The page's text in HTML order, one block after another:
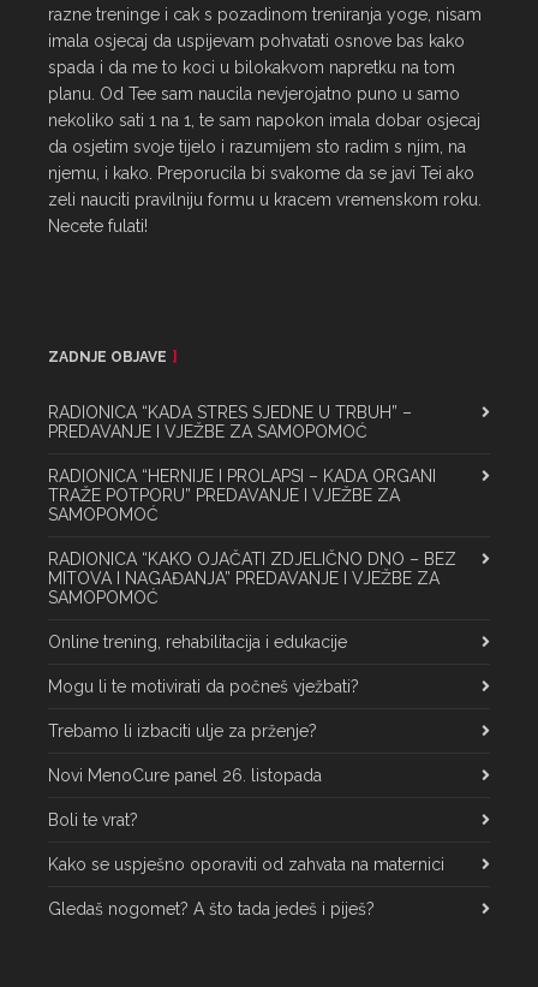
razne treninge i cak s pozadinom treniranja yoge, nisam
imala osjecaj da uspijevam pohvatati osnove bas kako
spada i da me to koci u bilokakvom napretku na tom
planu. Od Tee sam naucila nevjerojatno puno u samo
nekoliko sati 1 na 1, te sam napokon imala dobar osjecaj
da osjetim svoje tijelo i razumijem sto radim s njim, na
njemu, i kako. Preporucila bi svakome da se javi Tei ako
zeli nauciti pravilniju formu u kracem vremenskom roku.
Necete fulati!
ZADNJE OBJAVE
RADIONICA “KADA STRES SJEDNE U TRBUH” –
PREDAVANJE I VJEŽBE ZA SAMOPOMOĆ
RADIONICA “HERNIJE I PROLAPSI – KADA ORGANI
TRAŽE POTPORU” PREDAVANJE I VJEŽBE ZA
SAMOPOMOĆ
RADIONICA “KAKO OJAČATI ZDJELIČNO DNO – BEZ
MITOVA I NAGAĐANJA” PREDAVANJE I VJEŽBE ZA
SAMOPOMOĆ
Online trening, rehabilitacija i edukacije
Mogu li te motivirati da počneš vježbati?
Trebamo li izbaciti ulje za prženje?
Novi MenoCure panel 26. listopada
Boli te vrat?
Kako se uspješno oporaviti od zahvata na maternici
Gledaš nogomet? A što tada jedeš i piješ?